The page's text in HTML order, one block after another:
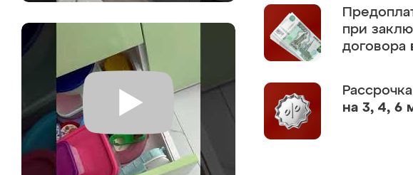
при
договора
Рассрочка
на 3, 4, 6